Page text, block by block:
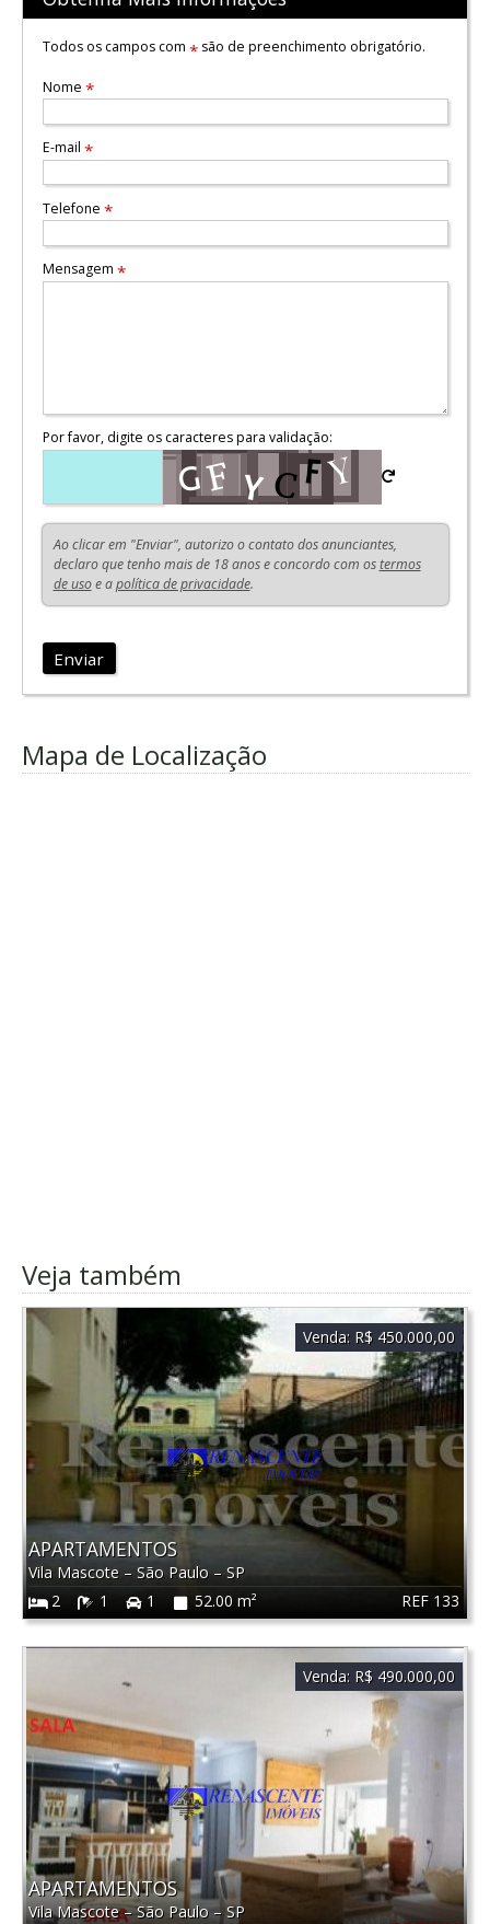
Todos os campos com *são de preenchimento obrigatório.
Nome *
E-mail *
Telefone *
Mensagem *
Por favor, digite os caracteres para validação:
Ao clicar em "Enviar", autorizo o contato dos anunciantes,
declaro que tenho mais de 18 anos e concordo com ostermos
de usoe apolítica de privacidade.
Enviar
Mapa de Localização
Veja também
REF 133
APARTAMENTOS
Vila Mascote – São Paulo – SP
2
1 1 52.00 m²
Venda: R$ 450.000,00
APARTAMENTOS
Vila Mascote–São Paulo– SP
Venda: R$ 490.000,00